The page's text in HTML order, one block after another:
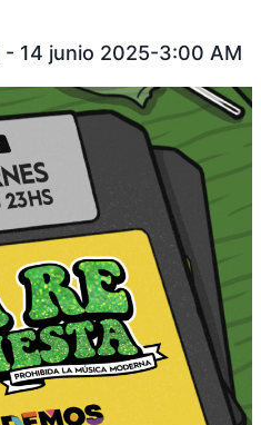
- 14 junio 2025-3:00 AM